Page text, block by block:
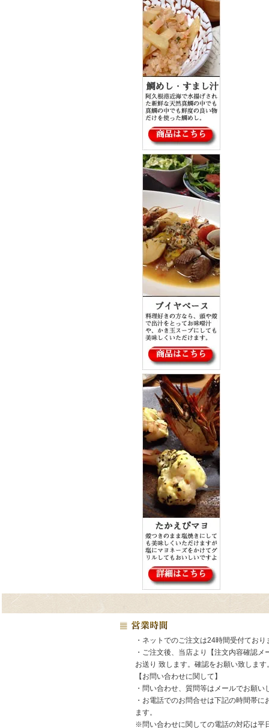
・ネットでのご注文は24時間受付ており
・ご注文後、当店より【注文内容確認メ
お送り 致します。確認をお願い致します
【お問い合わせに関して】
・問い合わせ、質問等はメールでお願い
・お電話でのお問合せは下記の時間帯に
ます。
※問い合わせに関しての電話の対応は平